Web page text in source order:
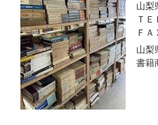
山梨
ＴＥ
ＦＡ
山梨
書籍